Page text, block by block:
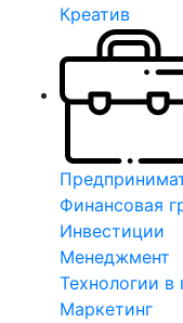
Креатив
Финансовая
Инвестиции
Менеджмент
Технологии в
Маркетинг